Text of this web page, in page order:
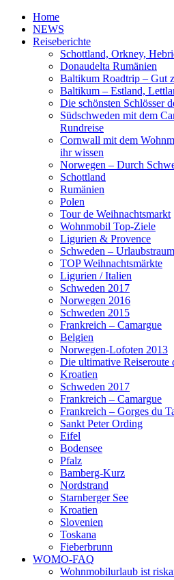
Home
NEWS
Reiseberichte
Schottland, Orkney,
Donaudelta Rumänien
Baltikum Roadtrip – Gut
Baltikum – Estland,
Die schönsten Schlösser
Südschweden mit dem
Rundreise
Cornwall mit dem
ihr wissen
Norwegen – Durch
Schottland
Rumänien
Polen
Tour de Weihnachtsmarkt
Wohnmobil Top-Ziele
Ligurien & Provence
Schweden –
TOP Weihnachtsmärkte
Ligurien / Italien
Schweden 2017
Norwegen 2016
Schweden 2015
Frankreich – Camargue
Belgien
Norwegen-Lofoten 2013
Die ultimative Reiseroute
Kroatien
Schweden 2017
Frankreich – Camargue
Frankreich – Gorges du
Sankt Peter Ording
Eifel
Bodensee
Pfalz
Bamberg-Kurz
Nordstrand
Starnberger See
Kroatien
Slovenien
Toskana
Fieberbrunn
WOMO-FAQ
Wohnmobilurlaub ist